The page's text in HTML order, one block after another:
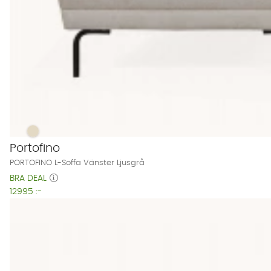
PORTOFINO L-Soffa Vänster Ljusgrå Finns även i dessa
PORTOFINO L-Soffa Vänster Ljusgrå
Portofino
PORTOFINO L-Soffa Vänster Ljusgrå
BRA DEAL
12995 :-